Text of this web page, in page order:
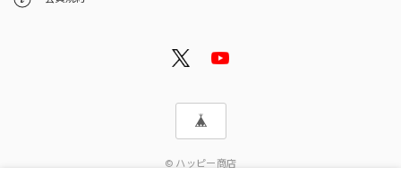
© ハッピー商店